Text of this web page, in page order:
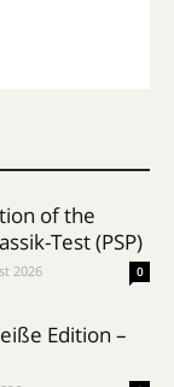
of the
Test (PSP)
2026 0
Edition –